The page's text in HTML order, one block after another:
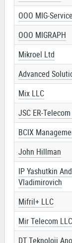
OOO MIG-
OOO MIGRAPH
Mikroel Ltd
Advanced
Mix LLC
JSC ER-
BCIX
John Hillman
IP Yashutkin
Vladimirovich
Mifril+ LLC
Mir Telecom LLC
DT Teknoloji